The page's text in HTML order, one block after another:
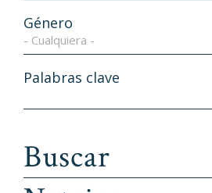
Género
- Cualquiera -
Palabras clave